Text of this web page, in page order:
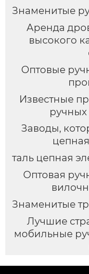
Знаменитые
Аренда
высокого
Оптовые
Известные
ручных
Заводы,
таль цепная
Оптовая
Знаменитые
Лучшие
мобильные